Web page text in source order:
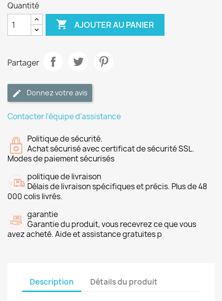
Quantité
 AJOUTER AU PANIER
Partager
Donnez votre avis
Contacter l'équipe d'assistance
Politique de sécurité.
Achat sécurisé avec certificat de sécurité SSL.
Modes de paiement sécurisés
politique de livraison
Délais de livraison spécifiques et précis. Plus de 48
000 colis livrés.
garantie
Garantie du produit, vous recevrez ce que vous
avez acheté. Aide et assistance gratuites p
Description Détails du produit